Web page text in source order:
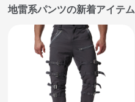
地雷系パンツの新着アイテム